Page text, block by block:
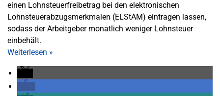
einen Lohnsteuerfreibetrag bei den elektronischen
Lohnsteuerabzugsmerkmalen (ELStAM) eintragen lassen,
sodass der Arbeitgeber monatlich weniger Lohnsteuer
einbehält.
Weiterlesen »